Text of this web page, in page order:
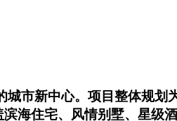
市新中心。项目整体规
海住宅、风情别墅、星级